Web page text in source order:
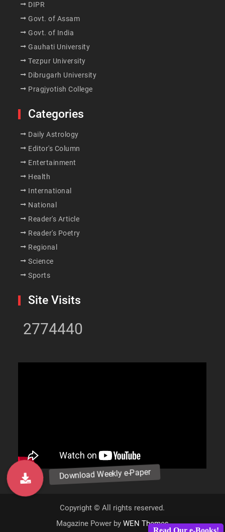
DIPR
Govt. of Assam
Govt. of India
Gauhati University
Tezpur University
Dibrugarh University
Pragjyotish College
Categories
Daily Astrology
Editor's Column
Entertainment
Health
International
National
Reader's Article
Reader's Poetry
Regional
Science
Sports
Site Visits
2774440
Copyright © All rights reserved.
Magazine Power by WEN Themes
Read Our e-Books!